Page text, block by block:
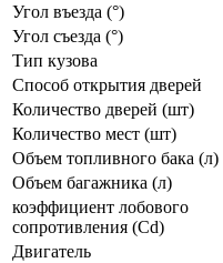
Угол въезда (°)
Угол съезда (°)
Тип кузова
Способ открытия дверей
Количество дверей (шт)
Количество мест (шт)
Объем топливного бака (л)
Объем багажника (л)
коэффициент лобового
сопротивления (Cd)
Двигатель